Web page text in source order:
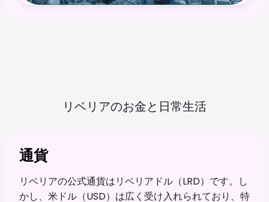
リベリアのお金と日常生活
通貨
リベリアの公式通貨はリベリアドル（LRD）です。し
かし、米ドル（USD）は広く受け入れられており、特